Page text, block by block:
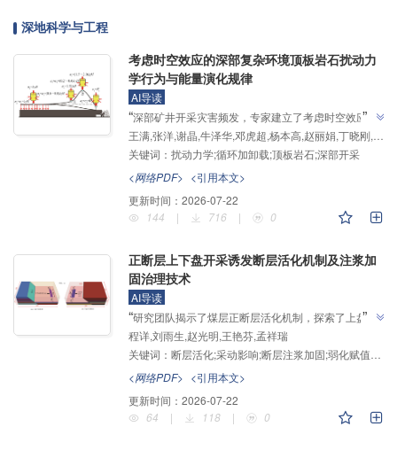
深地科学与工程
考虑时空效应的深部复杂环境顶板岩石扰动力
学行为与能量演化规律
AI导读
“深部矿井开采灾害频发，专家建立了考虑时空效应的
真实扰动应力路径概化模型，开展渗流应力场耦合试
验，揭示了循环扰动与开挖卸荷下顶板岩石能量演化规
律，为深部含瓦斯煤层群灾害防治及巷道支护设计优化
奠定了基础。”
”
关键词： 扰动力学;循环加卸载;顶板岩石;深部开采
<网络PDF> <引用本文>
更新时间： 2026-07-22
144
| 716 | 0
正断层上下盘开采诱发断层活化机制及注浆加
固治理技术
AI导读
“研究团队揭示了煤层正断层活化机制，探索了上盘与
下盘不同开采方式下断层应力变化规律，建立了"断
链"为核心的断层治理体系，为解决采煤工作面揭露断
层面临的片帮掉顶、安全性差等问题提供解决方案。
”
程详,刘雨生,赵光明,王艳芬,孟祥瑞
关键词： 断层活化;采动影响;断层注浆加固;弱化赋值法;正断层
<网络PDF> <引用本文>
更新时间： 2026-07-22
64
| 118 | 0